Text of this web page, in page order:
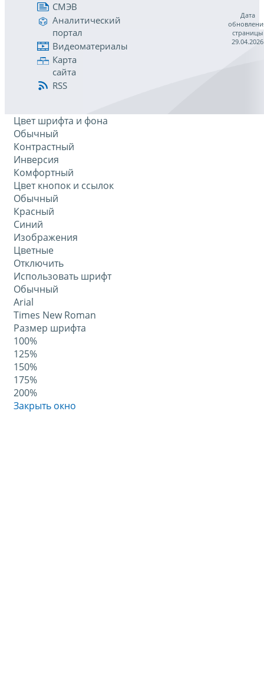
СМЭВ
Аналитический
портал
Видеоматериалы
Карта
сайта
RSS
Дата
страницы
29.04.2026
Цвет шрифта и фона
Обычный
Контрастный
Инверсия
Комфортный
Цвет кнопок и ссылок
Обычный
Красный
Синий
Изображения
Цветные
Отключить
Использовать шрифт
Обычный
Arial
Times New Roman
Размер шрифта
100%
125%
150%
175%
200%
Закрыть окно